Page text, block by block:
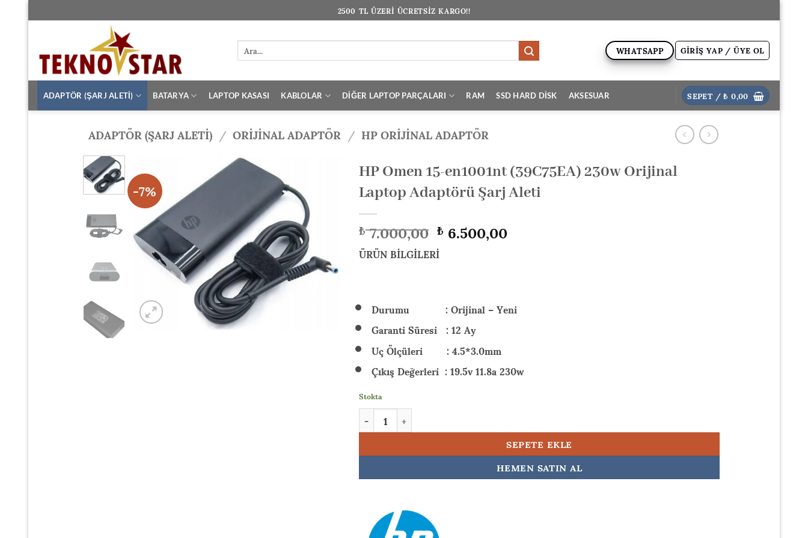
İçeriğe
atla 2500 TL ÜZERİ ÜCRETSİZ KARGO!!
Ara: WHATSAPP GIRIŞ YAP / ÜYE OL
ADAPTÖR (ŞARJ ALETİ) BATARYA LAPTOP KASASI KABLOLAR DİĞER LAPTOP PARÇALARI RAM SSD HARD DİSK AKSESUAR SEPET /₺0,00
ADAPTÖR (ŞARJ ALETİ) / ORIJINAL ADAPTÖR / HP ORIJINAL ADAPTÖR
-7%
HP Omen 15-en1001nt (39C75EA) 230w Orijinal
Laptop Adaptörü Şarj Aleti
₺7.000,00 Orijinal
fiyat:
₺ 7.000,00.
₺6.500,00Şuandaki
ÜRÜN BİLGİLERİ
Durumu : Orijinal – Yeni
Garanti Süresi : 12 Ay
Uç Ölçüleri : 4.5*3.0mm
Çıkış Değerleri : 19.5v 11.8a 230w
Stokta
HP Omen 15-en1001nt (39C75EA) 230w Orijinal Laptop Adaptörü Şarj Aleti adet
SEPETE EKLE
HEMEN SATIN AL